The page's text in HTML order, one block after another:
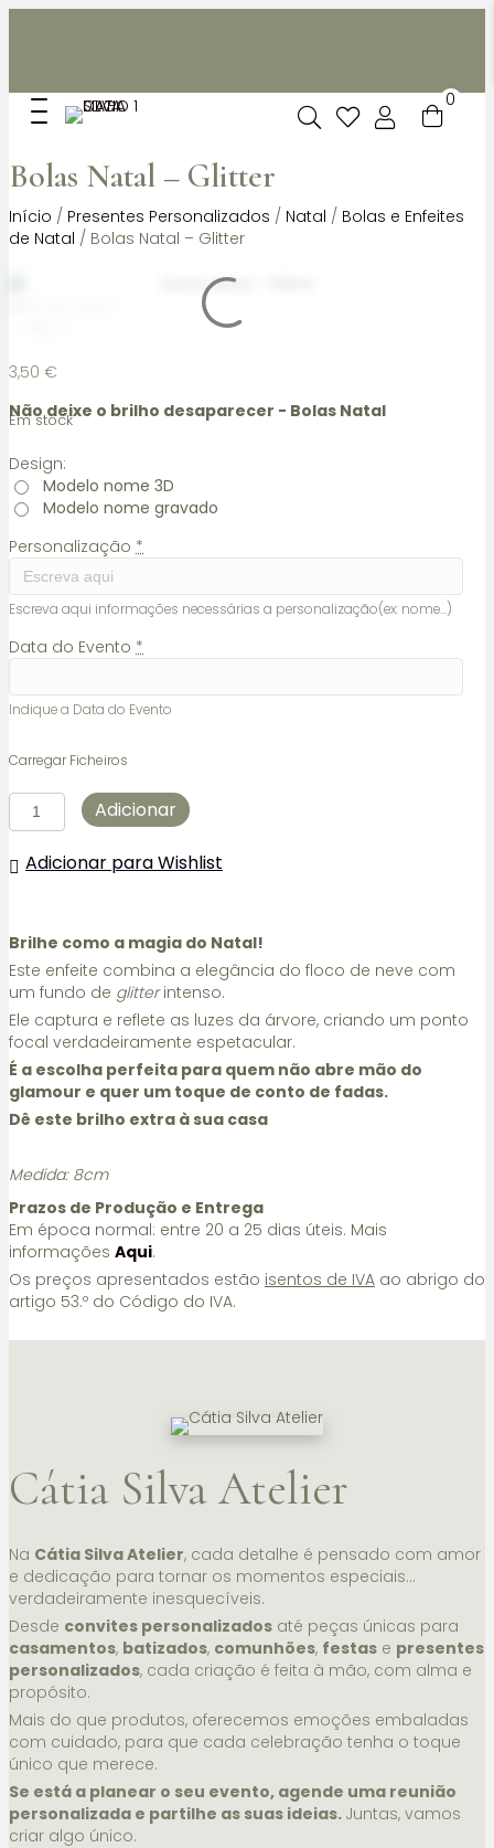
0
Bolas Natal – Glitter
Início / Presentes Personalizados / Natal / Bolas e Enfeites
de Natal / Bolas Natal – Glitter
3,50 €
Não deixe o brilho desaparecer - Bolas Natal
Em stock
Design:
Modelo nome 3D
Modelo nome gravado
Personalização *
Escreva aqui informações necessárias a personalização(ex: nome...)
Data do Evento *
Indique a Data do Evento
Carregar Ficheiros
Quantidade
de
Natal
Adicionar
Adicionar para Wishlist
Brilhe como a magia do Natal!
Este enfeite combina a elegância do floco de neve com
um fundo de glitterintenso.
Ele captura e reflete as luzes da árvore, criando um ponto
focal verdadeiramente espetacular.
É a escolha perfeita para quem não abre mão do
glamour e quer um toque de conto de fadas.
Dê este brilho extra à sua casa
Medida: 8cm
Prazos de Produção e Entrega
Em época normal: entre 20 a 25 dias úteis. Mais
informações Aqui.
Os preços apresentados estão isentos de IVA ao abrigo do
artigo 53.º do Código do IVA.
Cátia Silva Atelier
Na Cátia Silva Atelier, cada detalhe é pensado com amor
e dedicação para tornar os momentos especiais…
verdadeiramente inesquecíveis.
Desde convites personalizados até peças únicas para
casamentos, batizados, comunhões, festas e presentes
personalizados, cada criação é feita à mão, com alma e
propósito.
Mais do que produtos, oferecemos emoções embaladas
com cuidado, para que cada celebração tenha o toque
único que merece.
Se está a planear o seu evento, agende uma reunião
personalizada e partilhe as suas ideias. Juntas, vamos
criar algo único.